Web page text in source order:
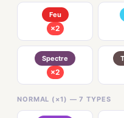
Feu
×2
Spectre
×2
NORMAL (×1) — 7 TYPES